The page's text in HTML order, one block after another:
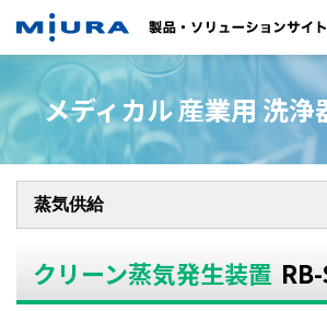
メディカル 産業用 洗浄
クリーン蒸気発生装置